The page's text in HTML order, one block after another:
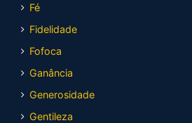
Fé
Fidelidade
Fofoca
Ganância
Generosidade
Gentileza